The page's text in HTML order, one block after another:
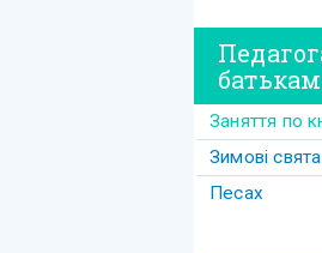
батькам
Заняття по
Зимові свята
Песах